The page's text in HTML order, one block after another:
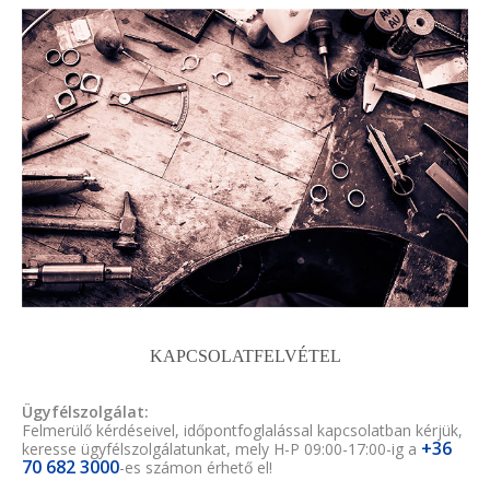
KAPCSOLATFELVÉTEL
Ügyfélszolgálat:
Felmerülő kérdéseivel, időpontfoglalással kapcsolatban kérjük,
keresse ügyfélszolgálatunkat, mely H-P 09:00-17:00-ig a +36
70 682 3000-es számon érhető el!